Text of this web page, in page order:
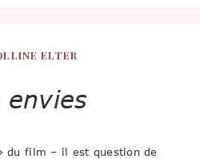
ELTER
envies
du film – il est question de